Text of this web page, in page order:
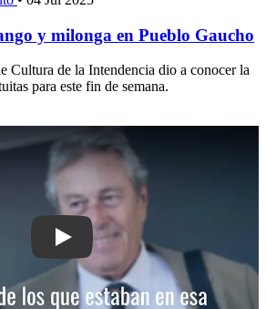
y milonga en Pueblo Gaucho
Cultura de la Intendencia dio a conocer la
para este fin de semana.
Play: Antía: “muchos de los que